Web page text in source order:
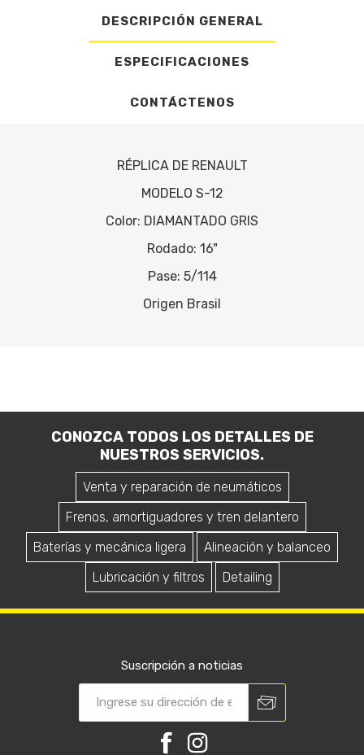
DESCRIPCIÓN GENERAL
ESPECIFICACIONES
CONTÁCTENOS
RÉPLICA DE RENAULT
MODELO S-12
Color: DIAMANTADO GRIS
Rodado: 16"
Pase: 5/114
Origen Brasil
CONOZCA TODOS LOS DETALLES DE
NUESTROS SERVICIOS.
Venta y reparación de neumáticos
Frenos, amortiguadores y tren delantero
Baterías y mecánica ligera
Alineación y balanceo
Lubricación y filtros
Detailing
Suscripción a noticias